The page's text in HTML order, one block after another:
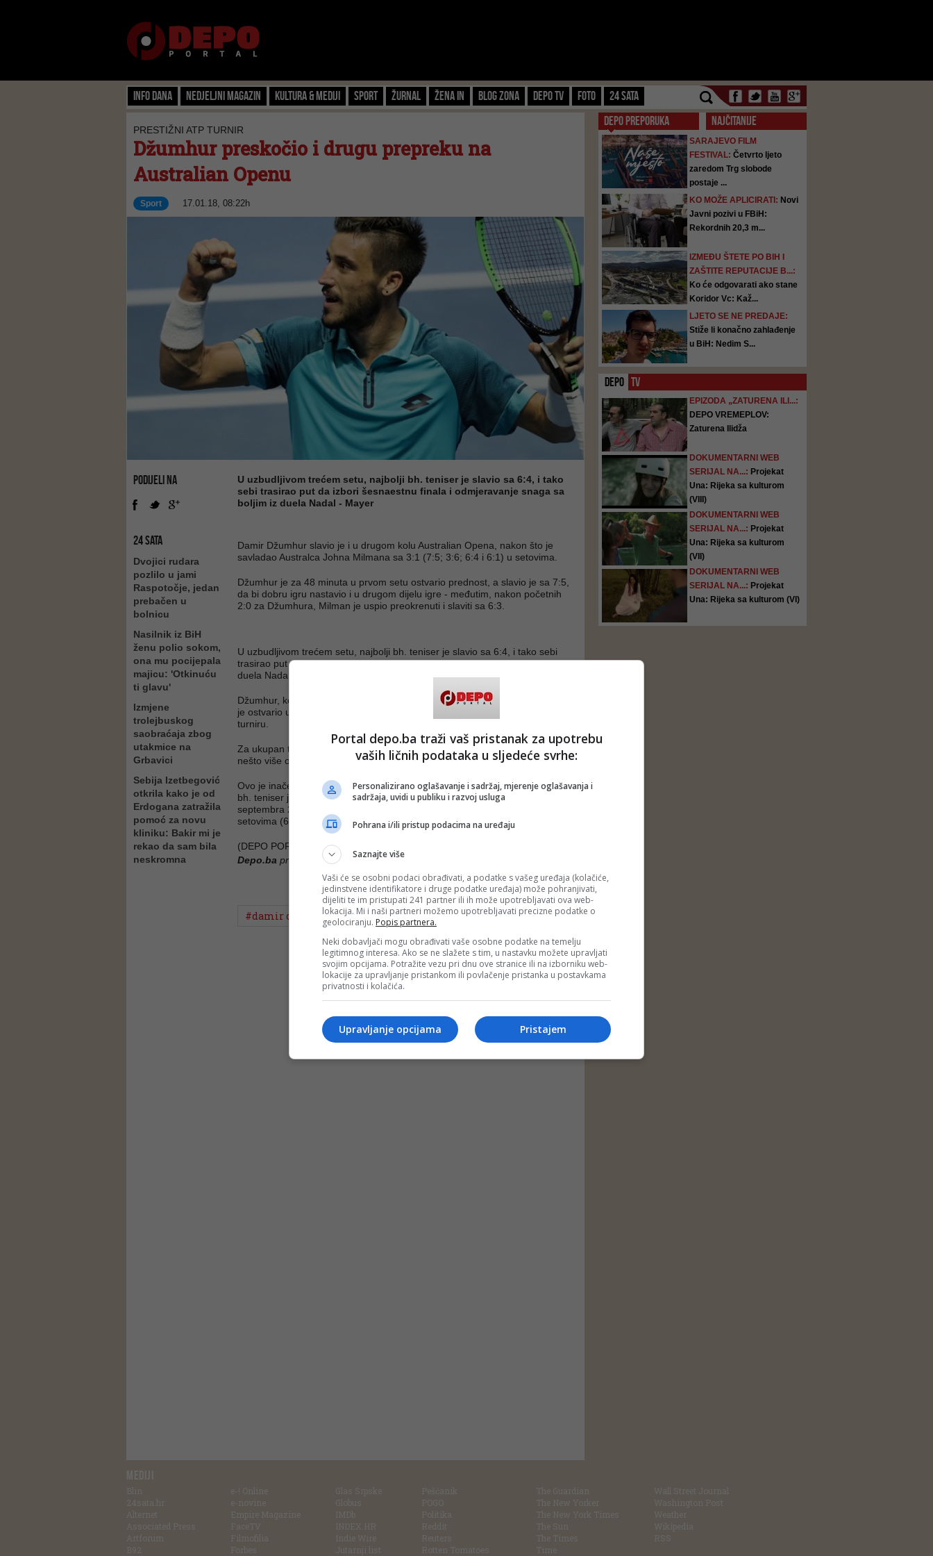
Info dana Nedjeljni magazin Kultura & Mediji Sport Žurnal Žena IN Blog zona Depo TV FOTO 24 SATA
PRESTIŽNI ATP TURNIR
Džumhur preskočio i drugu prepreku na
Australian Openu
Sport 17.01.18, 08:22h
PODIJELI NA
24 SATA
Dvojici rudara
pozlilo u jami
Raspotočje, jedan
prebačen u
bolnicu
Nasilnik iz BiH
ženu polio sokom,
ona mu pocijepala
majicu: 'Otkinuću
ti glavu'
Izmjene
trolejbuskog
saobraćaja zbog
utakmice na
Grbavici
Sebija Izetbegović
otkrila kako je od
Erdogana zatražila
pomoć za novu
kliniku: Bakir mi je
rekao da sam bila
neskromna
U uzbudljivom trećem setu, najbolji bh. teniser je slavio sa 6:4, i tako
sebi trasirao put da izbori šesnaestnu finala i odmjeravanje snaga sa
boljim iz duela Nadal - Mayer
Damir Džumhur slavio je i u drugom kolu Australian Opena, nakon što je
savladao Australca Johna Milmana sa 3:1 (7:5; 3:6; 6:4 i 6:1) u setovima.
Džumhur je za 48 minuta u prvom setu ostvario prednost, a slavio je sa 7:5,
da bi dobru igru nastavio i u drugom dijelu igre - međutim, nakon početnih
2:0 za Džumhura, Milman je uspio preokrenuti i slaviti sa 6:3.
U uzbudljivom trećem setu, najbolji bh. teniser je slavio sa 6:4, i tako sebi
trasirao put da izbori šesnaestinu finala i odmjeravanje snaga sa boljim iz
duela Nadal - Mayer.
Džumhur, koji je u ovom momentu 28. najbolji teniser svijeta - u trećem setu
je ostvario uvjerljivu pobjedu sa 6:1 i prošao dalje na ovom prestižnom ATP
turniru.
Za ukupan trijumf u drugom kolu Australian Opena, Džumhuru je trebalo
nešto više od dva sata i 40 minuta.
Ovo je inače bilo drugo odmjeravanje snaga između Milmana i Džumhura, a
bh. teniser je slavio i drugi put. Džumhur je Australca savladao 27.
septembra 2017. godine na ATP turniru u Shenzenu, kina, sa 2:0 u
setovima (6:4 i 7:5).
(DEPO PORTAL, BLIN MAGAZIN/mr)
Depo.ba pratite putem društvenih mreža
#damir džumhur #australian open
DEPO PREPORUKA NAJČITANIJE
SARAJEVO FILM
FESTIVAL: Četvrto ljeto
zaredom Trg slobode
postaje ...
KO MOŽE APLICIRATI: Novi
Javni pozivi u FBiH:
Rekordnih 20,3 m...
IZMEĐU ŠTETE PO BIH I
ZAŠTITE REPUTACIJE B...:
Ko će odgovarati ako stane
Koridor Vc: Kaž...
LJETO SE NE PREDAJE:
Stiže li konačno zahlađenje
u BiH: Nedim S...
DEPO TV
EPIZODA „ZATURENA ILI...:
DEPO VREMEPLOV:
Zaturena Ilidža
DOKUMENTARNI WEB
SERIJAL NA...: Projekat
Una: Rijeka sa kulturom
(VIII)
DOKUMENTARNI WEB
SERIJAL NA...: Projekat
Una: Rijeka sa kulturom
(VII)
DOKUMENTARNI WEB
SERIJAL NA...: Projekat
Una: Rijeka sa kulturom (VI)
MEDIJI
Blin
24sata.hr
Alternet
Associated Press
Artforum
B92
e-! Online
e-novine
Empire Magazine
FaceTV
Filmofilia
Forbes
Glas Srpske
Globus
IMDb
INDEX.HR
Indie Wire
Jutarnji list
Pešćanik
POGO
Politika
Reddit
Reuters
Rotten Tomatoes
The Guardian
The New Yorker
The New York Times
The Sun
The Times
Time
Wall Street Journal
Washington Post
Weather
Wikipedia
RSS
Portal depo.ba traži vaš pristanak za upotrebu
vaših ličnih podataka u sljedeće svrhe:
Personalizirano oglašavanje i sadržaj, mjerenje oglašavanja i
sadržaja, uvidi u publiku i razvoj usluga
Pohrana i/ili pristup podacima na uređaju
Saznajte više
Vaši će se osobni podaci obrađivati, a podatke s vašeg uređaja (kolačiće,
jedinstvene identifikatore i druge podatke uređaja) može pohranjivati,
dijeliti te im pristupati 241 partner ili ih može upotrebljavati ova web-
lokacija. Mi i naši partneri možemo upotrebljavati precizne podatke o
geolociranju. Popis partnera.
Neki dobavljači mogu obrađivati vaše osobne podatke na temelju
legitimnog interesa. Ako se ne slažete s tim, u nastavku možete upravljati
svojim opcijama. Potražite vezu pri dnu ove stranice ili na izborniku web-
lokacije za upravljanje pristankom ili povlačenje pristanka u postavkama
privatnosti i kolačića.
Pristajem
Upravljanje opcijama